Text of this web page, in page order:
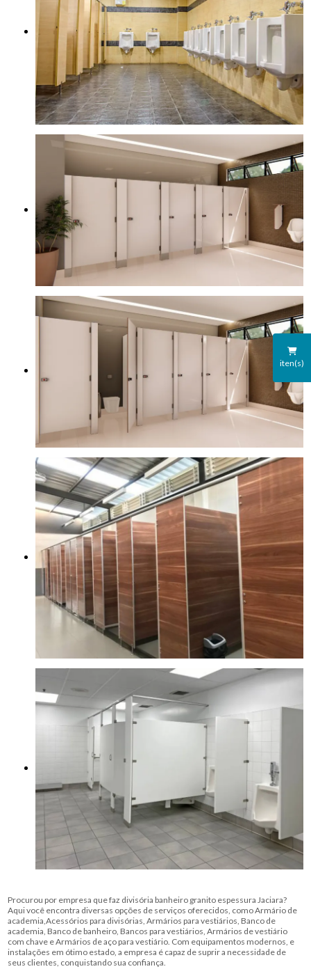
iten(s)
Procurou por empresa que faz divisória banheiro granito espessura Jaciara?
Aqui você encontra diversas opções de serviços oferecidos, como Armário de
academia,Acessórios para divisórias, Armários para vestiários, Banco de
academia, Banco de banheiro, Bancos para vestiários, Armários de vestiário
com chave e Armários de aço para vestiário. Com equipamentos modernos, e
instalações em ótimo estado, a empresa é capaz de suprir a necessidade de
seus clientes, conquistando sua confiança.